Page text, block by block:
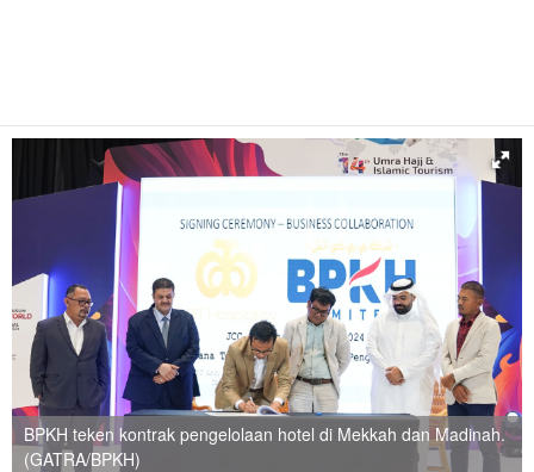
BPKH teken kontrak pengelolaan hotel di Mekkah dan Madinah.
(GATRA/BPKH)